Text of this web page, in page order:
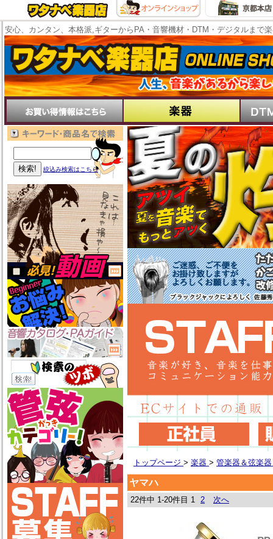
安心、カンタン、本格派,ギターからPA・音響機材・DTM・デジタルまで
絞込み検索はこちら
トップページ > 楽器 > 管楽器＆弦楽
ヤマハ
22件中 1-20件目 1 2 次へ